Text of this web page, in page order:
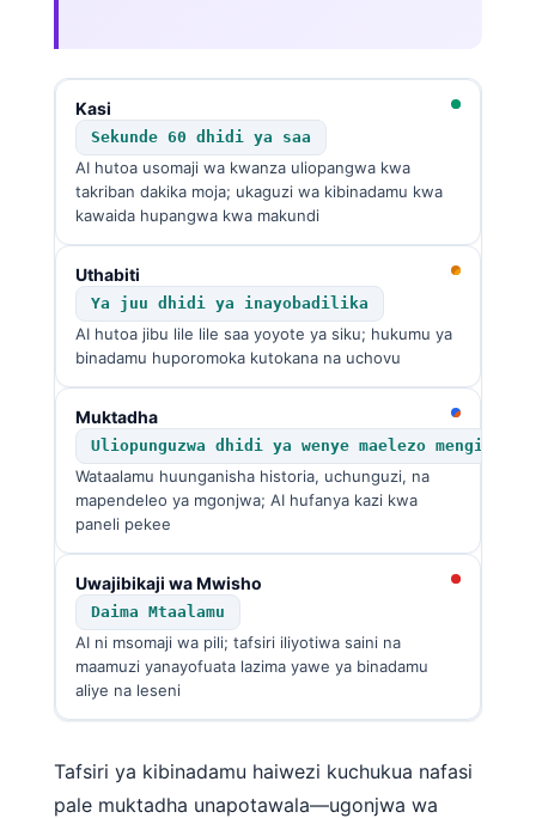
●
Kasi
Sekunde 60 dhidi ya saa
AI hutoa usomaji wa kwanza uliopangwa kwa
takriban dakika moja; ukaguzi wa kibinadamu kwa
kawaida hupangwa kwa makundi
●
Uthabiti
Ya juu dhidi ya inayobadilika
AI hutoa jibu lile lile saa yoyote ya siku; hukumu ya
binadamu huporomoka kutokana na uchovu
●
Muktadha
Uliopunguzwa dhidi ya wenye maelezo mengi
Wataalamu huunganisha historia, uchunguzi, na
mapendeleo ya mgonjwa; AI hufanya kazi kwa
paneli pekee
●
Uwajibikaji wa Mwisho
Daima Mtaalamu
AI ni msomaji wa pili; tafsiri iliyotiwa saini na
maamuzi yanayofuata lazima yawe ya binadamu
aliye na leseni
Tafsiri ya kibinadamu haiwezi kuchukua nafasi
pale muktadha unapotawala—ugonjwa wa
Svenska
Azərbaycan dili
Eesti
日本語
Čeština
ქართული
Русский
Lietuvių kalba
Polski
Slovenščina
Magyar
Shqip
বাংলা
اردو
मराठी
తెలుగు
தமிழ்